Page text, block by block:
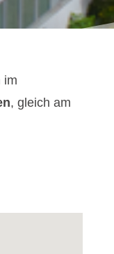
im
, gleich am